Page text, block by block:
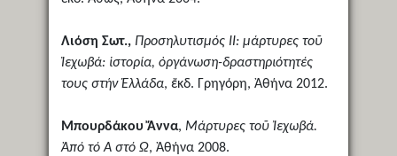
Λιόση Σωτ., Προσηλυτισμός ΙΙ: μάρτυρες τοῦ
Ἰεχωβά: ἱστορία, ὀργάνωση-δραστηριότητές
τους στήν Ἑλλάδα, ἔκδ. Γρηγόρη, Ἀθήνα 2012.
Μπουρδάκου Ἄννα, Μάρτυρες τοῦ Ἰεχωβά.
Ἀπό τό Α στό Ω, Ἀθήνα 2008.